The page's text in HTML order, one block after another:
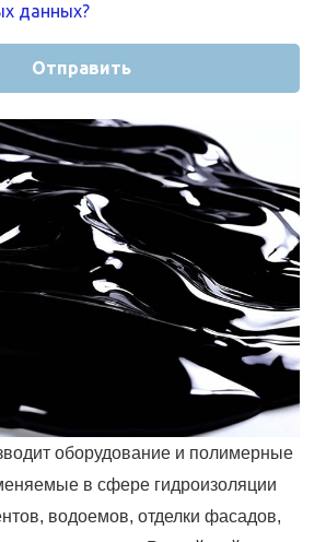
данных?
Отправить
оборудование и полимерные
в сфере гидроизоляции
водоемов, отделки фасадов,